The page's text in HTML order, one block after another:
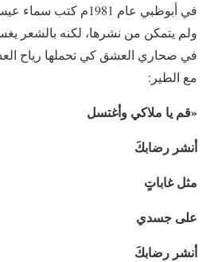
في أبوظبي عام 1981م
ولم يتمكن من نشرها، لكنه بالشعر
في صحاري العشق كي تحملها رياح
مع الطير:
«قم يا ملاكي وأغتسل
أنشر رضابكَ
مثل غاباتٍ
على جسدي
أنشر رضابكَ